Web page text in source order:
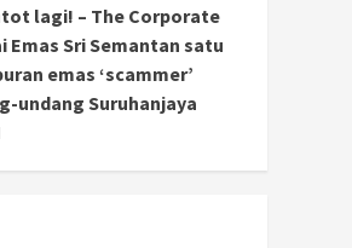
lagi! – The Corporate
Emas Sri Semantan satu
emas ‘scammer’
undang Suruhanjaya